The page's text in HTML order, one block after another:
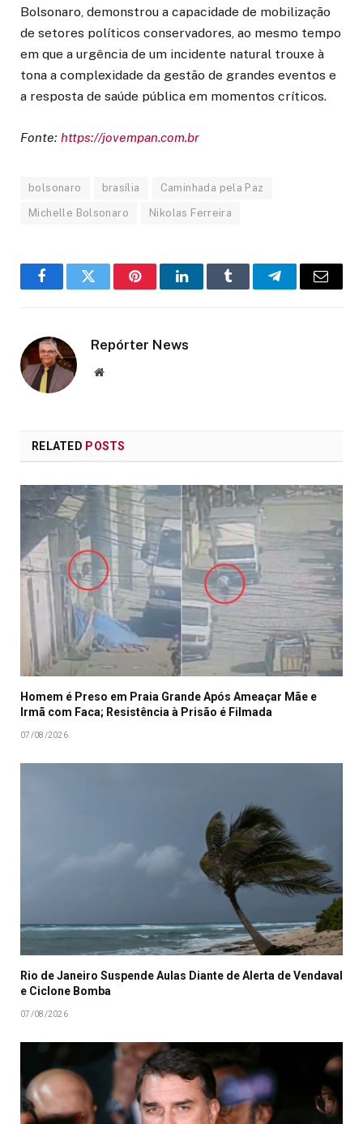
Bolsonaro, demonstrou a capacidade de mobilização
de setores políticos conservadores, ao mesmo tempo
em que a urgência de um incidente natural trouxe à
tona a complexidade da gestão de grandes eventos e
a resposta de saúde pública em momentos críticos.
Fonte: https://jovempan.com.br
bolsonaro brasília Caminhada pela Paz
Michelle Bolsonaro Nikolas Ferreira
FacebookTwitter PinterestLinkedInTumblr TelegramEmail
Repórter News
Website
RELATED POSTS
Homem é Preso em Praia Grande Após Ameaçar Mãe e
Irmã com Faca; Resistência à Prisão é Filmada
07/08/2026
Rio de Janeiro Suspende Aulas Diante de Alerta de Vendaval
e Ciclone Bomba
07/08/2026